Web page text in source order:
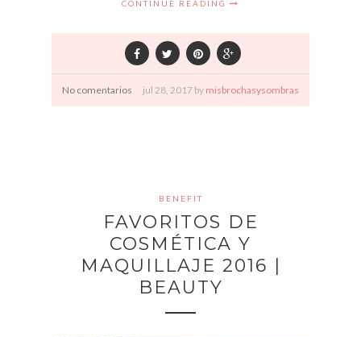
CONTINUE READING
No comentarios jul 28, 2017 by misbrochasysombras
BENEFIT
FAVORITOS DE
COSMÉTICA Y
MAQUILLAJE 2016 |
BEAUTY